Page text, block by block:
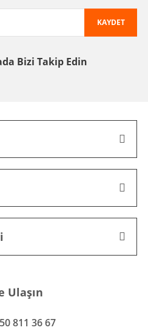
KAYDET
Bizi Takip Edin
Ulaşın
811 36 67